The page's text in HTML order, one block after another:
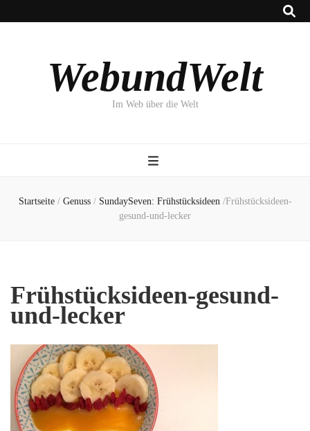
WebundWelt
Im Web über die Welt
Startseite / Genuss / SundaySeven: Frühstücksideen /Frühstücksideen-
gesund-und-lecker
Frühstücksideen-gesund-
und-lecker